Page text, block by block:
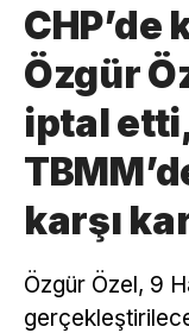
Özgür
iptal
karşı
Özgür Özel, 9